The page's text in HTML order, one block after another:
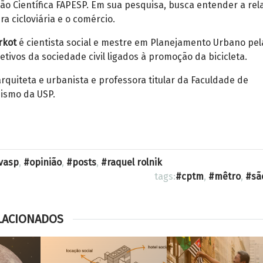
Científica FAPESP. Em sua pesquisa, busca entender a
cicloviária e o comércio.
é cientista social e mestre em Planejamento Urbano
da sociedade civil ligados à promoção da bicicleta.
e urbanista e professora titular da Faculdade de
da USP.
, opinião, posts,
raquel rolnik
tags:
cptm, mêtro,